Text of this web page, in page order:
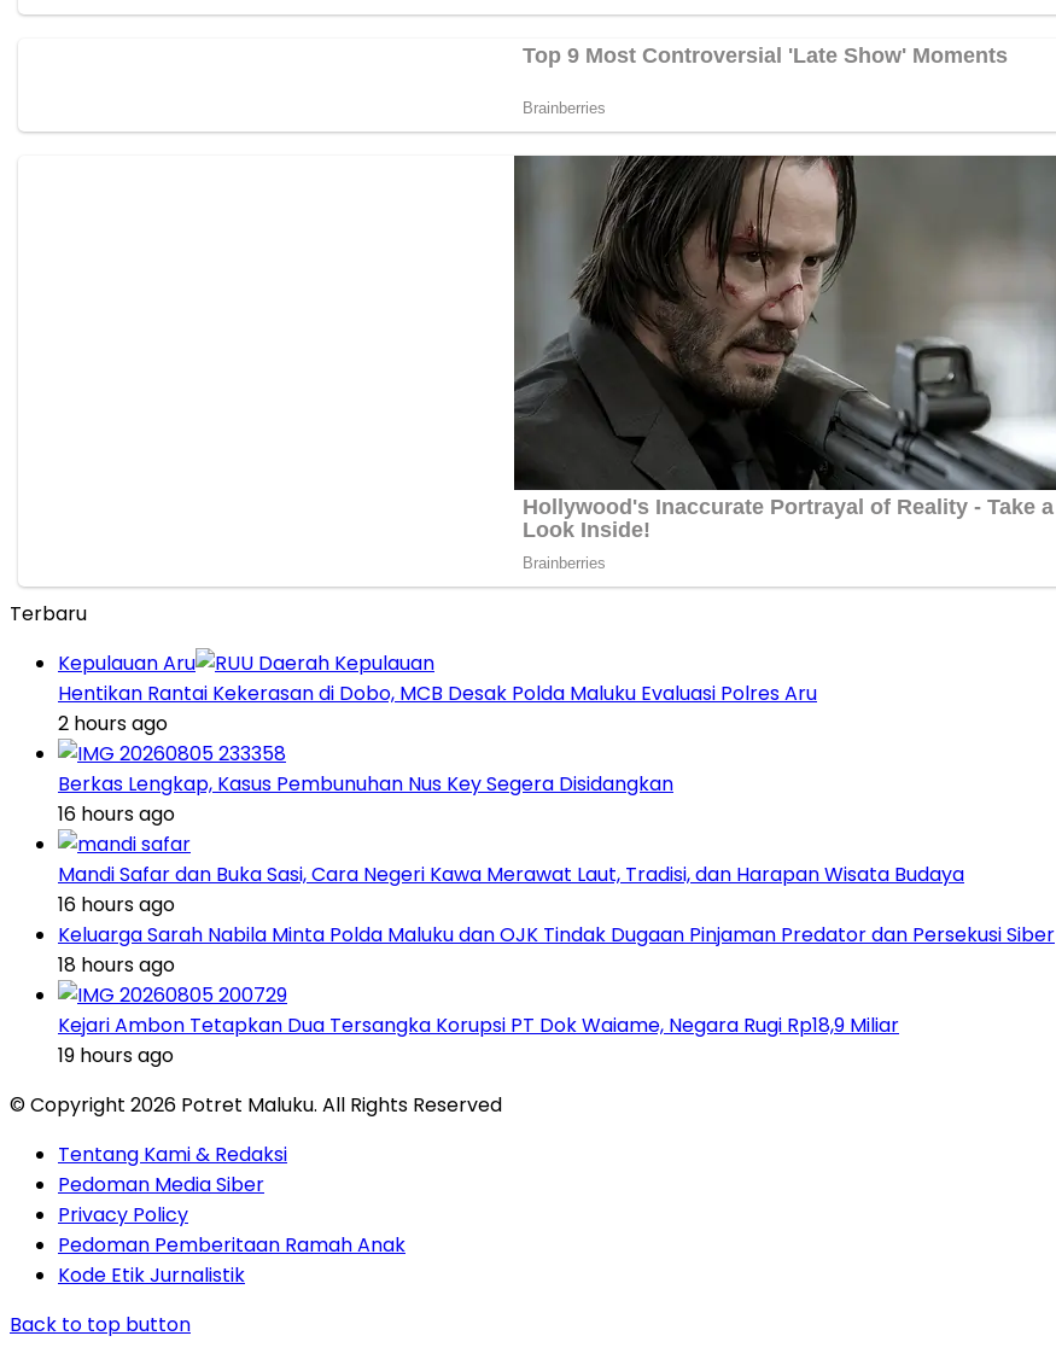
Terbaru
Kepulauan Aru
Hentikan Rantai Kekerasan di Dobo, MCB Desak Polda Maluku Evaluasi Polres Aru
2 hours ago
Berkas Lengkap, Kasus Pembunuhan Nus Key Segera Disidangkan
16 hours ago
Mandi Safar dan Buka Sasi, Cara Negeri Kawa Merawat Laut, Tradisi, dan Harapan Wisata Budaya
16 hours ago
Keluarga Sarah Nabila Minta Polda Maluku dan OJK Tindak Dugaan Pinjaman Predator dan Persekusi Siber
18 hours ago
Kejari Ambon Tetapkan Dua Tersangka Korupsi PT Dok Waiame, Negara Rugi Rp18,9 Miliar
19 hours ago
© Copyright 2026 Potret Maluku. All Rights Reserved
Tentang Kami & Redaksi
Pedoman Media Siber
Privacy Policy
Pedoman Pemberitaan Ramah Anak
Kode Etik Jurnalistik
Back to top button